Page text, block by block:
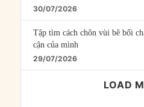
30/07/2026
Tập tìm cách chôn vùi bê bối
cận của mình
29/07/2026
LOAD